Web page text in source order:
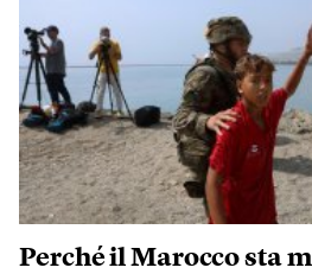
Perché il Marocco sta